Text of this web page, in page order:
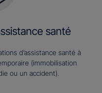
santé
d’assistance santé à
(immobilisation
ou un accident).